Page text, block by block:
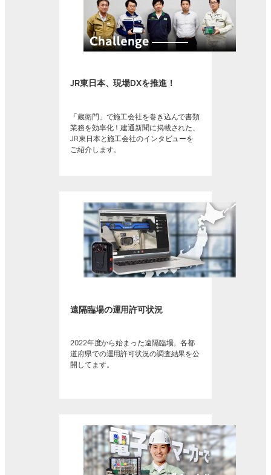
JR東日本、現場DXを推進！
「蔵衛門」で施工会社を巻き込んで書類
業務を効率化！建通新聞に掲載された、
JR東日本と施工会社のインタビューを
ご紹介します。
遠隔臨場の運用許可状況
2022年度から始まった遠隔臨場。各都
道府県での運用許可状況の調査結果を公
開してます。